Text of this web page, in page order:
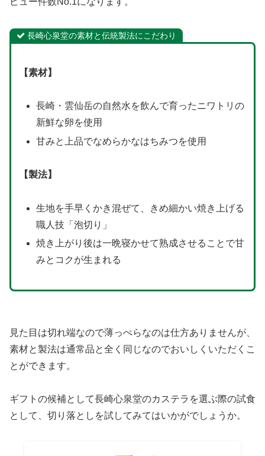
長崎心泉堂の素材と伝統製法にこだわり
【素材】
長崎・雲仙岳の自然水を飲んで育ったニワトリの
新鮮な卵を使用
甘みと上品でなめらかなはちみつを使用
【製法】
生地を手早くかき混ぜて、きめ細かい焼き上げる
職人技「泡切り」
焼き上がり後は一晩寝かせて熟成させることで甘
みとコクが生まれる
見た目は切れ端なので薄っぺらなのは仕方ありませんが、
素材と製法は通常品と全く同じなのでおいしくいただくこ
とができます。
ギフトの候補として長崎心泉堂のカステラを選ぶ際の試食
として、切り落としを試してみてはいかがでしょうか。